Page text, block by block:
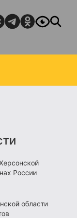
России
области